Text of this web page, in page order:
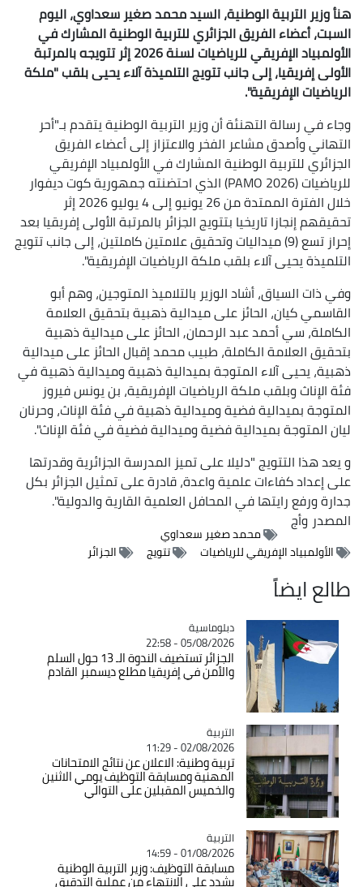
هنأ وزير التربية الوطنية، السيد محمد صغير سعداوي، اليوم
السبت، أعضاء الفريق الجزائري للتربية الوطنية المشارك في
الأولمبياد الإفريقي للرياضيات لسنة 2026 إثر تتويجه بالمرتبة
الأولى إفريقيا، إلى جانب تتويج التلميذة آلاء يحيى بلقب "ملكة
الرياضيات الإفريقية".
وجاء في رسالة التهنئة أن وزير التربية الوطنية يتقدم بـ"أحر
التهاني وأصدق مشاعر الفخر والاعتزاز إلى أعضاء الفريق
الجزائري للتربية الوطنية المشارك في الأولمبياد الإفريقي
للرياضيات (2026 PAMO) الذي احتضنته جمهورية كوت ديفوار
خلال الفترة الممتدة من 26 يونيو إلى 4 يوليو 2026 إثر
تحقيقهم إنجازا تاريخيا بتتويج الجزائر بالمرتبة الأولى إفريقيا بعد
إحراز تسع (9) ميداليات وتحقيق علامتين كاملتين، إلى جانب تتويج
التلميذة يحيى آلاء بلقب ملكة الرياضيات الإفريقية".
وفي ذات السياق، أشاد الوزير بالتلاميذ المتوجين، وهم أبو
القاسمي كيان، الحائز على ميدالية ذهبية بتحقيق العلامة
الكاملة، سي أحمد عبد الرحمان, الحائز على ميدالية ذهبية
بتحقيق العلامة الكاملة، طبيب محمد إقبال الحائز على ميدالية
ذهبية، يحيى آلاء المتوجة بميدالية ذهبية وميدالية ذهبية في
فئة الإناث وبلقب ملكة الرياضيات الإفريقية، بن يونس فيروز
المتوجة بميدالية فضية وميدالية ذهبية في فئة الإناث، وحرنان
ليان المتوجة بميدالية فضية وميدالية فضية في فئة الإناث".
و يعد هذا التتويج "دليلا على تميز المدرسة الجزائرية وقدرتها
على إعداد كفاءات علمية واعدة، قادرة على تمثيل الجزائر بكل
جدارة ورفع رايتها في المحافل العلمية القارية والدولية".
المصدروأج
محمد صغير سعداوي
الأولمبياد الإفريقي للرياضيات
تتويج الجزائر
طالع ايضاً
Catégorie
دبلوماسية
05/08/2026 - 22:58
الجزائر تستضيف الندوة الـ 13 حول السلم
والأمن في إفريقيا مطلع ديسمبر القادم
Catégorie
التربية
02/08/2026 - 11:29
تربية وطنية: الاعلان عن نتائج الامتحانات
المهنية ومسابقة التوظيف يومي الاثنين
والخميس المقبلين على التوالي
Catégorie
التربية
01/08/2026 - 14:59
مسابقة التوظيف: وزير التربية الوطنية
يشدد على الانتهاء من عملية التدقيق